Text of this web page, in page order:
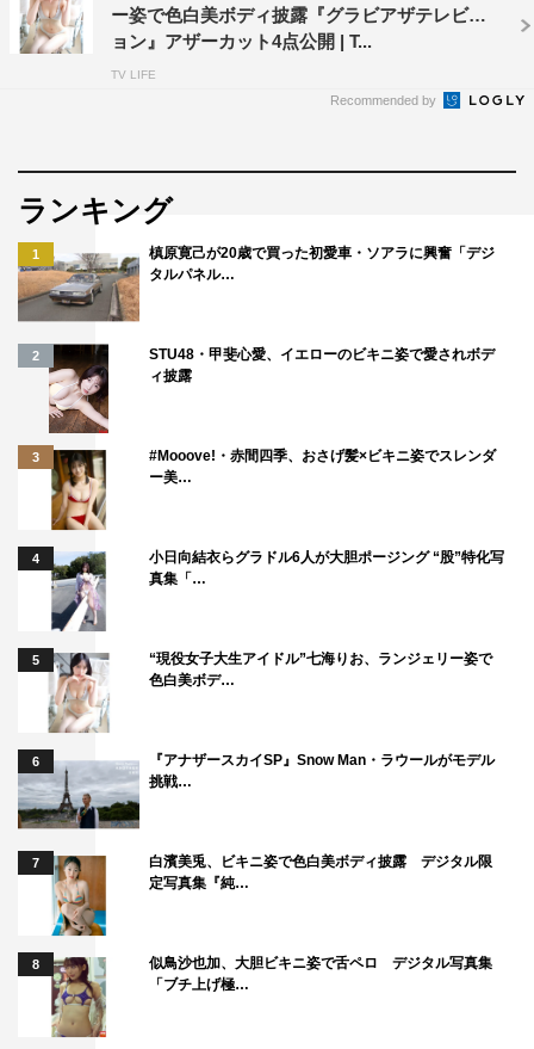
ー姿で色白美ボディ披露『グラビアザテレビジ
ョン』アザーカット4点公開 | T...
TV LIFE
Recommended by
ランキング
1
槙原寛己が20歳で買った初愛車・ソアラに興奮「デジ
タルパネル…
2
STU48・甲斐心愛、イエローのビキニ姿で愛されボデ
ィ披露
3
#Mooove!・赤間四季、おさげ髪×ビキニ姿でスレンダ
ー美…
4
小日向結衣らグラドル6人が大胆ポージング “股”特化写
真集「…
5
“現役女子大生アイドル”七海りお、ランジェリー姿で
色白美ボデ…
6
『アナザースカイSP』Snow Man・ラウールがモデル
挑戦…
7
白濱美兎、ビキニ姿で色白美ボディ披露 デジタル限
定写真集『純…
8
似鳥沙也加、大胆ビキニ姿で舌ペロ デジタル写真集
「ブチ上げ極…